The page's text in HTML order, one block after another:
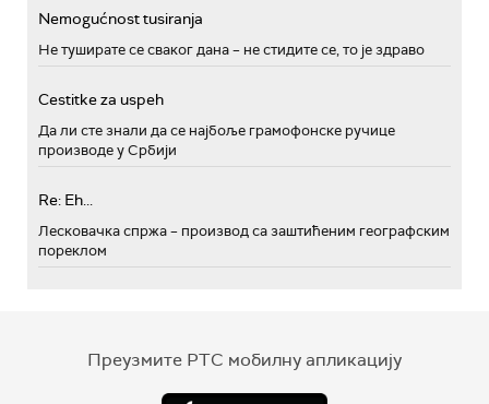
Nemogućnost tusiranja
Не туширате се сваког дана – не стидите се, то је здраво
Cestitke za uspeh
Да ли сте знали да се најбоље грамофонске ручице
производе у Србији
Re: Eh...
Лесковачка спржа – производ са заштићеним географским
пореклом
Преузмите РТС мобилну апликацију